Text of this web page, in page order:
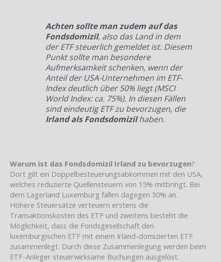
Achten sollte man zudem auf das
Fondsdomizil, also das Land in dem
der ETF steuerlich gemeldet ist. Diesem
Punkt sollte man besondere
Aufmerksamkeit schenken, wenn der
Anteil der USA-Unternehmen im ETF-
Index deutlich über 50% liegt (MSCI
World Index: ca. 75%). In diesen Fällen
sind eindeutig ETF zu bevorzugen, die
Irland als Fondsdomizilhaben.
Warum ist das Fondsdomizil Irland zu bevorzugen?
Dort gilt ein Doppelbesteuerungsabkommen mit den USA,
welches reduzierte Quellensteuern von 15% mitbringt. Bei
dem Lagerland Luxemburg fallen dagegen 30% an.
Höhere Steuersätze verteuern erstens die
Transaktionskosten des ETF und zweitens besteht die
Möglichkeit, dass die Fondsgesellschaft den
luxemburgischen ETF mit einem Irland-domizierten ETF
zusammenlegt. Durch diese Zusammenlegung werden beim
ETF-Anleger steuerwirksame Buchungen ausgelöst.